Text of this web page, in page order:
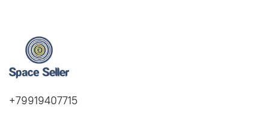
+79919407715